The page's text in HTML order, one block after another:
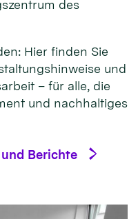
des
Hier finden Sie
und
– für alle, die
und nachhaltiges
Berichte